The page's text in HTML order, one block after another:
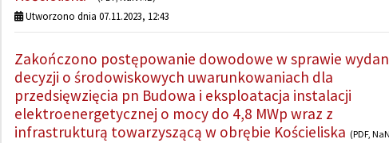
Utworzono dnia 07.11.2023, 12:43
Zakończono postępowanie dowodowe w sprawie
decyzji o środowiskowych uwarunkowaniach dla
przedsięwzięcia pn Budowa i eksploatacja instalacji
elektroenergetycznej o mocy do 4,8 MWp wraz z
infrastrukturą towarzyszącą w obrębie Kościeliska (PDF,